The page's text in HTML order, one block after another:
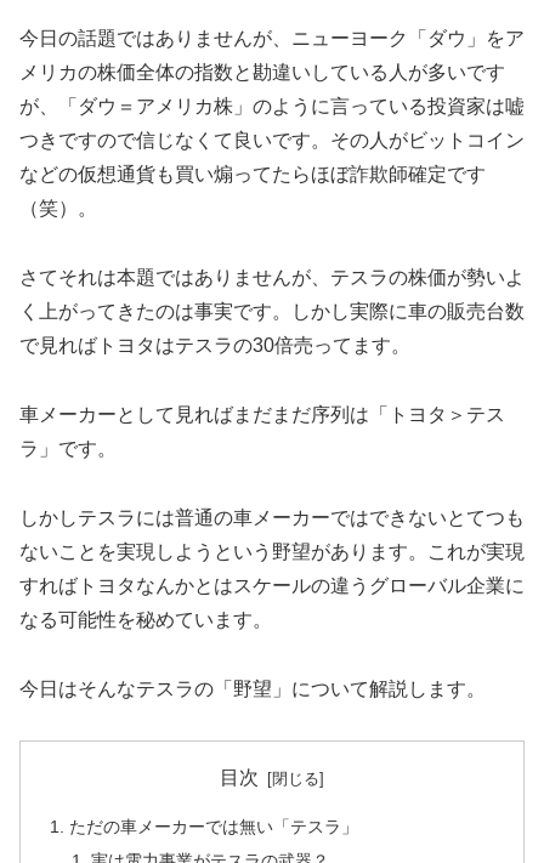
今日の話題ではありませんが、ニューヨーク「ダウ」をア
メリカの株価全体の指数と勘違いしている人が多いです
が、「ダウ＝アメリカ株」のように言っている投資家は嘘
つきですので信じなくて良いです。その人がビットコイン
などの仮想通貨も買い煽ってたらほぼ詐欺師確定です
（笑）。
さてそれは本題ではありませんが、テスラの株価が勢いよ
く上がってきたのは事実です。しかし実際に車の販売台数
で見ればトヨタはテスラの30倍売ってます。
車メーカーとして見ればまだまだ序列は「トヨタ＞テス
ラ」です。
しかしテスラには普通の車メーカーではできないとてつも
ないことを実現しようという野望があります。これが実現
すればトヨタなんかとはスケールの違うグローバル企業に
なる可能性を秘めています。
今日はそんなテスラの「野望」について解説します。
目次
ただの車メーカーでは無い「テスラ」